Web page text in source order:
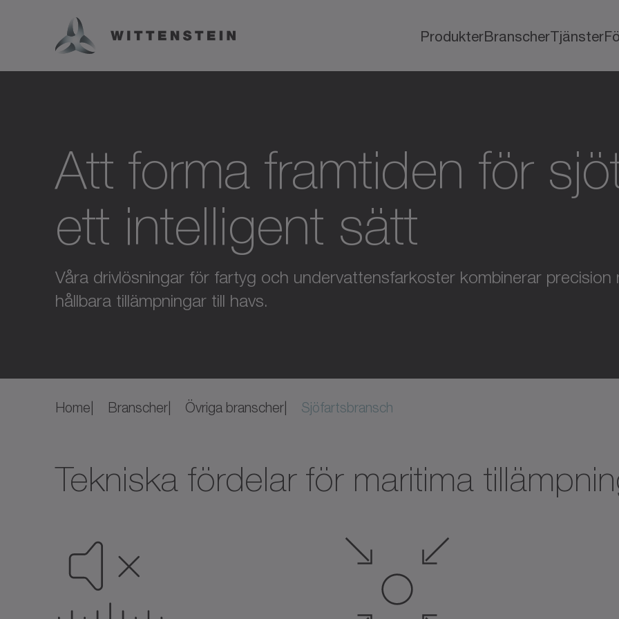
ProdukterBranscherTjänster
Att forma framtiden för
ett intelligent sätt
Våra drivlösningar för fartyg och undervattensfarkoster kombinerar
hållbara tillämpningar till havs.
Home Branscher Övriga branscher Sjöfartsbransch
Tekniska fördelar för maritima